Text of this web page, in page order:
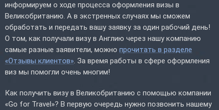
информируем о ходе процесса оформления визы в
Великобританию. А в экстренных случаях мы сможем
обработать и передать вашу заявку за один рабочий день!
О том, как получали визу в Англию через нашу компанию
самые разные заявители, можно прочитать в разделе
«Отзывы клиентов». За время работы в сфере оформления
виз мы помогли очень многим!
Как получить визу в Великобританию с помощью компании
«Go for Travel»? В первую очередь нужно позвонить нашему